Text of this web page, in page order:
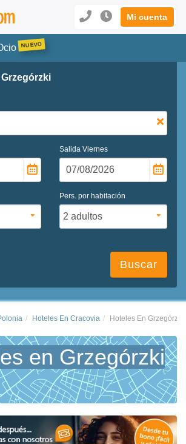
Mi cuenta
Salida Viernes
Pers. por habitación
Buscar
Hoteles En Cracovia Hoteles En Grzegórzki
en Grzegórzki